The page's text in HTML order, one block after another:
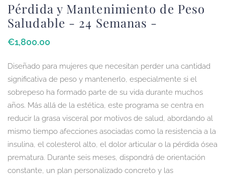
Pérdida y Mantenimiento de Peso
Saludable - 24 Semanas -
€1,800.00
Diseñado para mujeres que necesitan perder una cantidad
significativa de peso y mantenerlo, especialmente si el
sobrepeso ha formado parte de su vida durante muchos
años. Más allá de la estética, este programa se centra en
reducir la grasa visceral por motivos de salud, abordando al
mismo tiempo afecciones asociadas como la resistencia a la
insulina, el colesterol alto, el dolor articular o la pérdida ósea
prematura. Durante seis meses, dispondrá de orientación
constante, un plan personalizado concreto y las